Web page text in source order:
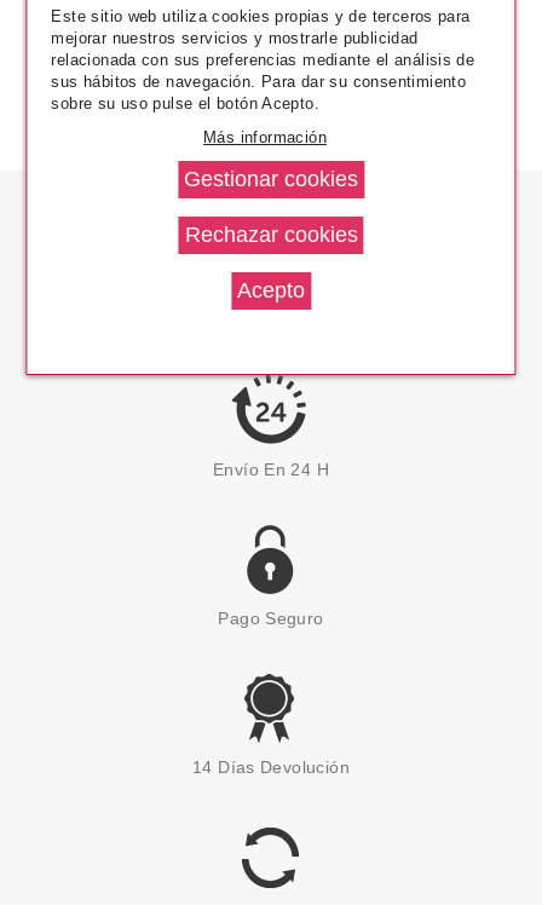
Envío En 24 H
Pago Seguro
14 Días Devolución
Este sitio web utiliza cookies propias y de terceros para
mejorar nuestros servicios y mostrarle publicidad
relacionada con sus preferencias mediante el análisis de
sus hábitos de navegación. Para dar su consentimiento
sobre su uso pulse el botón Acepto.
Más información